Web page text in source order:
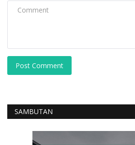
Post Comment
SAMBUTAN